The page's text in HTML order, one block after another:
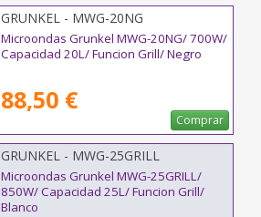
GRUNKEL - MWG-20NG
Microondas Grunkel MWG-20NG/ 700W/
Capacidad 20L/ Funcion Grill/ Negro
88,50 €
Comprar
GRUNKEL - MWG-25GRILL
Microondas Grunkel MWG-25GRILL/
850W/ Capacidad 25L/ Funcion Grill/
Blanco